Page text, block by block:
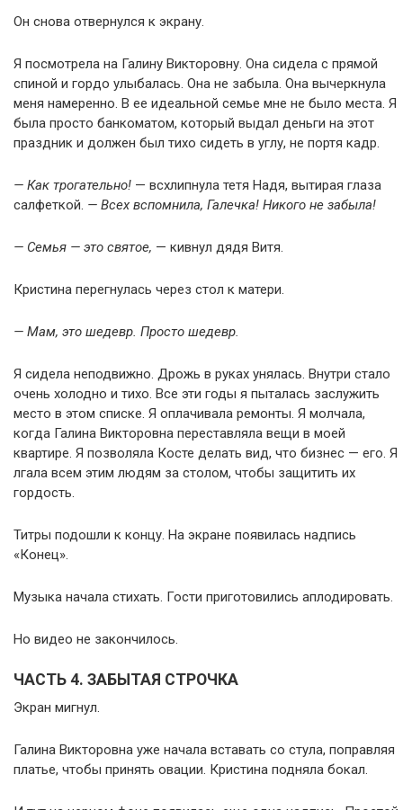
Он снова отвернулся к экрану.
Я посмотрела на Галину Викторовну. Она сидела с прямой
спиной и гордо улыбалась. Она не забыла. Она вычеркнула
меня намеренно. В ее идеальной семье мне не было места. Я
была просто банкоматом, который выдал деньги на этот
праздник и должен был тихо сидеть в углу, не портя кадр.
— Как трогательно! — всхлипнула тетя Надя, вытирая глаза
салфеткой. — Всех вспомнила, Галечка! Никого не забыла!
— Семья — это святое, — кивнул дядя Витя.
Кристина перегнулась через стол к матери.
— Мам, это шедевр. Просто шедевр.
Я сидела неподвижно. Дрожь в руках унялась. Внутри стало
очень холодно и тихо. Все эти годы я пыталась заслужить
место в этом списке. Я оплачивала ремонты. Я молчала,
когда Галина Викторовна переставляла вещи в моей
квартире. Я позволяла Косте делать вид, что бизнес — его. Я
лгала всем этим людям за столом, чтобы защитить их
гордость.
Титры подошли к концу. На экране появилась надпись
«Конец».
Музыка начала стихать. Гости приготовились аплодировать.
Но видео не закончилось.
ЧАСТЬ 4. ЗАБЫТАЯ СТРОЧКА
Экран мигнул.
Галина Викторовна уже начала вставать со стула, поправляя
платье, чтобы принять овации. Кристина подняла бокал.